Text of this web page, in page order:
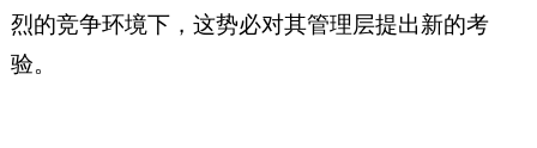
烈的竞争环境下，这势必对其管理层提出新的考
验。